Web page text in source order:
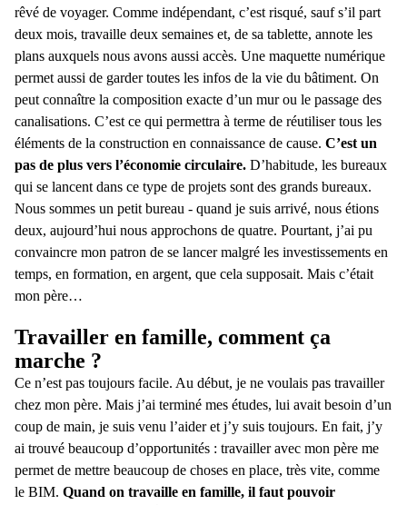
rêvé de voyager. Comme indépendant, c’est risqué, sauf s’il part
deux mois, travaille deux semaines et, de sa tablette, annote les
plans auxquels nous avons aussi accès. Une maquette numérique
permet aussi de garder toutes les infos de la vie du bâtiment. On
peut connaître la composition exacte d’un mur ou le passage des
canalisations. C’est ce qui permettra à terme de réutiliser tous les
éléments de la construction en connaissance de cause. C’est un
pas de plus vers l’économie circulaire. D’habitude, les bureaux
qui se lancent dans ce type de projets sont des grands bureaux.
Nous sommes un petit bureau - quand je suis arrivé, nous étions
deux, aujourd’hui nous approchons de quatre. Pourtant, j’ai pu
convaincre mon patron de se lancer malgré les investissements en
temps, en formation, en argent, que cela supposait. Mais c’était
mon père…
Travailler en famille, comment ça
marche ?
Ce n’est pas toujours facile. Au début, je ne voulais pas travailler
chez mon père. Mais j’ai terminé mes études, lui avait besoin d’un
coup de main, je suis venu l’aider et j’y suis toujours. En fait, j’y
ai trouvé beaucoup d’opportunités : travailler avec mon père me
permet de mettre beaucoup de choses en place, très vite, comme
le BIM. Quand on travaille en famille, il faut pouvoir